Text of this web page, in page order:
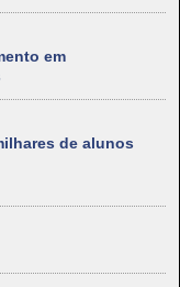
em
de alunos